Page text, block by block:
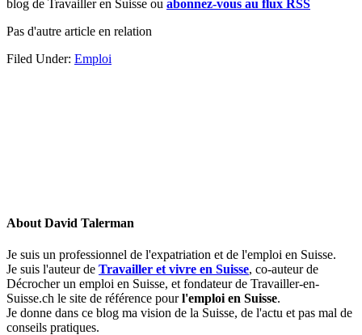
blog de Travailler en Suisse ou abonnez-vous au flux RSS
Pas d'autre article en relation
Filed Under: Emploi
About David Talerman
Je suis un professionnel de l'expatriation et de l'emploi en Suisse.
Je suis l'auteur de Travailler et vivre en Suisse, co-auteur de
Décrocher un emploi en Suisse, et fondateur de Travailler-en-
Suisse.ch le site de référence pourl'emploi en Suisse.
Je donne dans ce blog ma vision de la Suisse, de l'actu et pas mal de
conseils pratiques.